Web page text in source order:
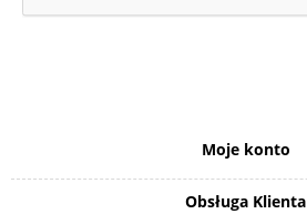
Moje konto
Obsługa Klienta